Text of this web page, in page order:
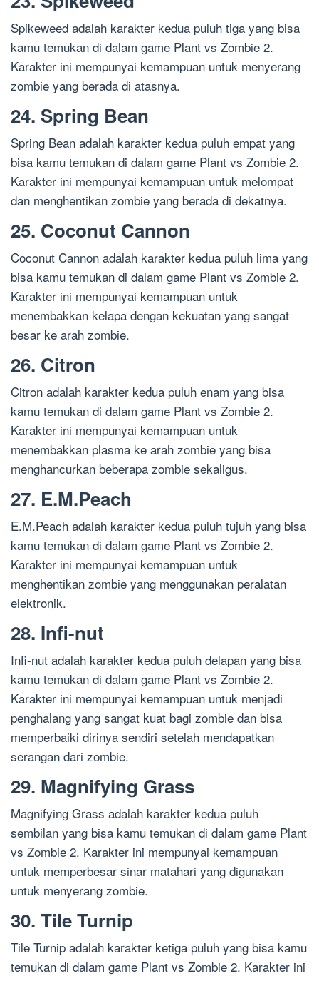
Spikeweed adalah karakter kedua puluh tiga yang bisa
kamu temukan di dalam game Plant vs Zombie 2.
Karakter ini mempunyai kemampuan untuk menyerang
zombie yang berada di atasnya.
24. Spring Bean
Spring Bean adalah karakter kedua puluh empat yang
bisa kamu temukan di dalam game Plant vs Zombie 2.
Karakter ini mempunyai kemampuan untuk melompat
dan menghentikan zombie yang berada di dekatnya.
25. Coconut Cannon
Coconut Cannon adalah karakter kedua puluh lima yang
bisa kamu temukan di dalam game Plant vs Zombie 2.
Karakter ini mempunyai kemampuan untuk
menembakkan kelapa dengan kekuatan yang sangat
besar ke arah zombie.
26. Citron
Citron adalah karakter kedua puluh enam yang bisa
kamu temukan di dalam game Plant vs Zombie 2.
Karakter ini mempunyai kemampuan untuk
menembakkan plasma ke arah zombie yang bisa
menghancurkan beberapa zombie sekaligus.
27. E.M.Peach
E.M.Peach adalah karakter kedua puluh tujuh yang bisa
kamu temukan di dalam game Plant vs Zombie 2.
Karakter ini mempunyai kemampuan untuk
menghentikan zombie yang menggunakan peralatan
elektronik.
28. Infi-nut
Infi-nut adalah karakter kedua puluh delapan yang bisa
kamu temukan di dalam game Plant vs Zombie 2.
Karakter ini mempunyai kemampuan untuk menjadi
penghalang yang sangat kuat bagi zombie dan bisa
memperbaiki dirinya sendiri setelah mendapatkan
serangan dari zombie.
29. Magnifying Grass
Magnifying Grass adalah karakter kedua puluh
sembilan yang bisa kamu temukan di dalam game Plant
vs Zombie 2. Karakter ini mempunyai kemampuan
untuk memperbesar sinar matahari yang digunakan
untuk menyerang zombie.
30. Tile Turnip
Tile Turnip adalah karakter ketiga puluh yang bisa kamu
temukan di dalam game Plant vs Zombie 2. Karakter ini